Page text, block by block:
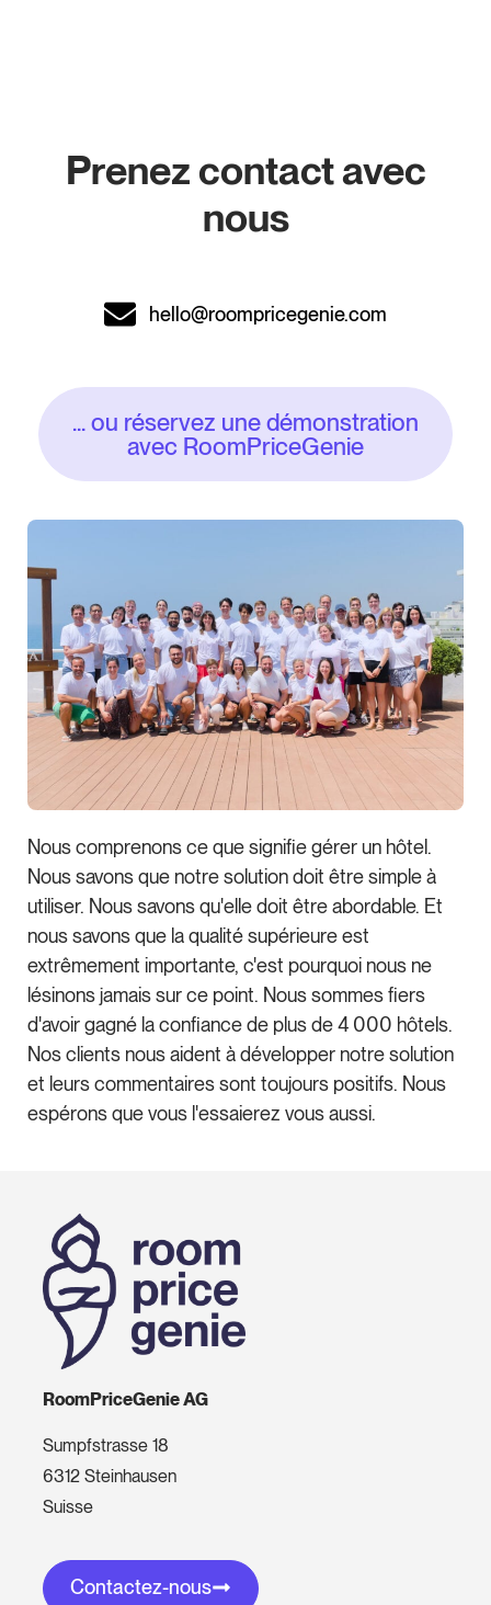
Prenez contact avec
nous
hello@roompricegenie.com
... ou réservez une démonstration
avec RoomPriceGenie
Nous comprenons ce que signifie gérer un hôtel.
Nous savons que notre solution doit être simple à
utiliser. Nous savons qu'elle doit être abordable. Et
nous savons que la qualité supérieure est
extrêmement importante, c'est pourquoi nous ne
lésinons jamais sur ce point. Nous sommes fiers
d'avoir gagné la confiance de plus de 4 000 hôtels.
Nos clients nous aident à développer notre solution
et leurs commentaires sont toujours positifs. Nous
espérons que vous l'essaierez vous aussi.
RoomPriceGenie AG
Sumpfstrasse 18
6312 Steinhausen
Suisse
Contactez-nous